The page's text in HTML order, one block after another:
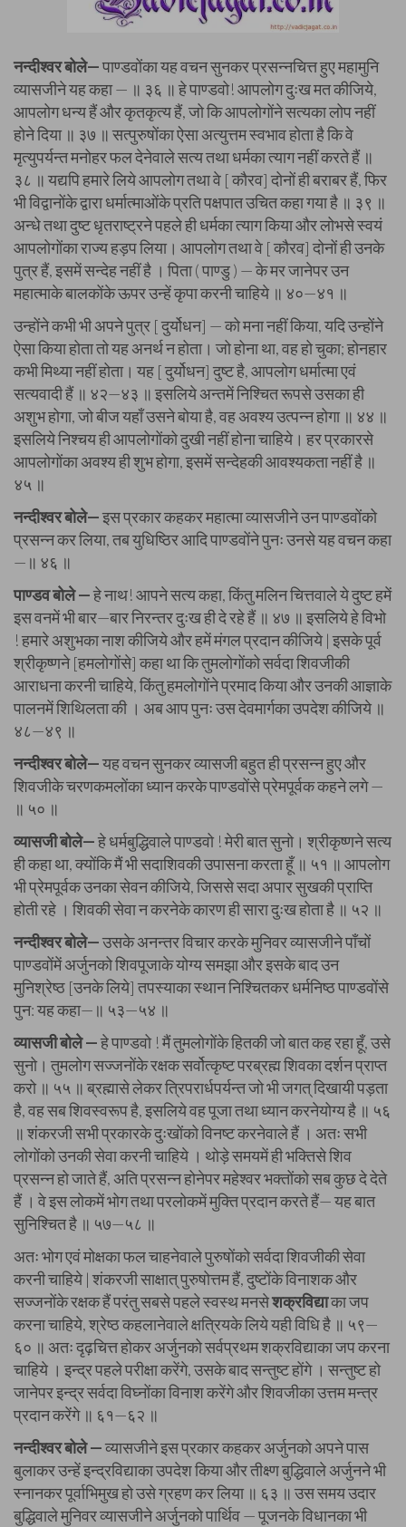
नन्दीश्वर बोले—पाण्डवोंका यह वचन सुनकर प्रसन्नचित्त हुए महामुनि
व्यासजीने यह कहा — ॥ ३६ ॥ हे पाण्डवो! आपलोग दुःख मत कीजिये,
आपलोग धन्य हैं और कृतकृत्य हैं, जो कि आपलोगोंने सत्यका लोप नहीं
होने दिया ॥ ३७ ॥ सत्पुरुषोंका ऐसा अत्युत्तम स्वभाव होता है कि वे
मृत्युपर्यन्त मनोहर फल देनेवाले सत्य तथा धर्मका त्याग नहीं करते हैं ॥
३८ ॥ यद्यपि हमारे लिये आपलोग तथा वे [ कौरव] दोनों ही बराबर हैं, फिर
भी विद्वानोंके द्वारा धर्मात्माओंके प्रति पक्षपात उचित कहा गया है ॥ ३९ ॥
अन्धे तथा दुष्ट धृतराष्ट्रने पहले ही धर्मका त्याग किया और लोभसे स्वयं
आपलोगोंका राज्य हड़प लिया। आपलोग तथा वे [ कौरव] दोनों ही उनके
पुत्र हैं, इसमें सन्देह नहीं है । पिता ( पाण्डु ) — के मर जानेपर उन
महात्माके बालकोंके ऊपर उन्हें कृपा करनी चाहिये ॥ ४०—४१ ॥
उन्होंने कभी भी अपने पुत्र [ दुर्योधन] — को मना नहीं किया, यदि उन्होंने
ऐसा किया होता तो यह अनर्थ न होता। जो होना था, वह हो चुका; होनहार
कभी मिथ्या नहीं होता। यह [ दुर्योधन] दुष्ट है, आपलोग धर्मात्मा एवं
सत्यवादी हैं ॥ ४२—४३ ॥ इसलिये अन्तमें निश्चित रूपसे उसका ही
अशुभ होगा, जो बीज यहाँ उसने बोया है, वह अवश्य उत्पन्न होगा ॥ ४४ ॥
इसलिये निश्चय ही आपलोगोंको दुखी नहीं होना चाहिये। हर प्रकारसे
आपलोगोंका अवश्य ही शुभ होगा, इसमें सन्देहकी आवश्यकता नहीं है ॥
४५ ॥
नन्दीश्वर बोले—इस प्रकार कहकर महात्मा व्यासजीने उन पाण्डवोंको
प्रसन्न कर लिया, तब युधिष्ठिर आदि पाण्डवोंने पुनः उनसे यह वचन कहा
—॥ ४६ ॥
पाण्डव बोले —हे नाथ! आपने सत्य कहा, किंतु मलिन चित्तवाले ये दुष्ट हमें
इस वनमें भी बार—बार निरन्तर दुःख ही दे रहे हैं ॥ ४७ ॥ इसलिये हे विभो
! हमारे अशुभका नाश कीजिये और हमें मंगल प्रदान कीजिये | इसके पूर्व
श्रीकृष्णने [हमलोगोंसे] कहा था कि तुमलोगोंको सर्वदा शिवजीकी
आराधना करनी चाहिये, किंतु हमलोगोंने प्रमाद किया और उनकी आज्ञाके
पालनमें शिथिलता की । अब आप पुनः उस देवमार्गका उपदेश कीजिये ॥
४८—४९ ॥
नन्दीश्वर बोले—यह वचन सुनकर व्यासजी बहुत ही प्रसन्न हुए और
शिवजीके चरणकमलोंका ध्यान करके पाण्डवोंसे प्रेमपूर्वक कहने लगे —
॥ ५० ॥
व्यासजी बोले—हे धर्मबुद्धिवाले पाण्डवो ! मेरी बात सुनो। श्रीकृष्णने सत्य
ही कहा था, क्योंकि मैं भी सदाशिवकी उपासना करता हूँ ॥ ५१ ॥ आपलोग
भी प्रेमपूर्वक उनका सेवन कीजिये, जिससे सदा अपार सुखकी प्राप्ति
होती रहे । शिवकी सेवा न करनेके कारण ही सारा दुःख होता है ॥ ५२ ॥
नन्दीश्वर बोले—उसके अनन्तर विचार करके मुनिवर व्यासजीने पाँचों
पाण्डवोंमें अर्जुनको शिवपूजाके योग्य समझा और इसके बाद उन
मुनिश्रेष्ठ [उनके लिये] तपस्याका स्थान निश्चितकर धर्मनिष्ठ पाण्डवोंसे
पुन: यह कहा—॥ ५३—५४ ॥
व्यासजी बोले —हे पाण्डवो ! मैं तुमलोगोंके हितकी जो बात कह रहा हूँ, उसे
सुनो। तुमलोग सज्जनोंके रक्षक सर्वोत्कृष्ट परब्रह्म शिवका दर्शन प्राप्त
करो ॥ ५५ ॥ ब्रह्मासे लेकर त्रिपरार्धपर्यन्त जो भी जगत् दिखायी पड़ता
है, वह सब शिवस्वरूप है, इसलिये वह पूजा तथा ध्यान करनेयोग्य है ॥ ५६
॥ शंकरजी सभी प्रकारके दुःखोंको विनष्ट करनेवाले हैं । अतः सभी
लोगोंको उनकी सेवा करनी चाहिये । थोड़े समयमें ही भक्तिसे शिव
प्रसन्न हो जाते हैं, अति प्रसन्न होनेपर महेश्वर भक्तोंको सब कुछ दे देते
हैं । वे इस लोकमें भोग तथा परलोकमें मुक्ति प्रदान करते हैं— यह बात
सुनिश्चित है ॥ ५७—५८ ॥
अतः भोग एवं मोक्षका फल चाहनेवाले पुरुषोंको सर्वदा शिवजीकी सेवा
करनी चाहिये | शंकरजी साक्षात् पुरुषोत्तम हैं, दुष्टोंके विनाशक और
सज्जनोंके रक्षक हैं परंतु सबसे पहले स्वस्थ मनसेशक्रविद्याका जप
करना चाहिये, श्रेष्ठ कहलानेवाले क्षत्रियके लिये यही विधि है ॥ ५९—
६० ॥ अतः दृढ़चित्त होकर अर्जुनको सर्वप्रथम शक्रविद्याका जप करना
चाहिये । इन्द्र पहले परीक्षा करेंगे, उसके बाद सन्तुष्ट होंगे । सन्तुष्ट हो
जानेपर इन्द्र सर्वदा विघ्नोंका विनाश करेंगे और शिवजीका उत्तम मन्त्र
प्रदान करेंगे ॥ ६१—६२ ॥
नन्दीश्वर बोले —व्यासजीने इस प्रकार कहकर अर्जुनको अपने पास
बुलाकर उन्हें इन्द्रविद्याका उपदेश किया और तीक्ष्ण बुद्धिवाले अर्जुनने भी
स्नानकर पूर्वाभिमुख हो उसे ग्रहण कर लिया ॥ ६३ ॥ उस समय उदार
बुद्धिवाले मुनिवर व्यासजीने अर्जुनको पार्थिव — पूजनके विधानका भी